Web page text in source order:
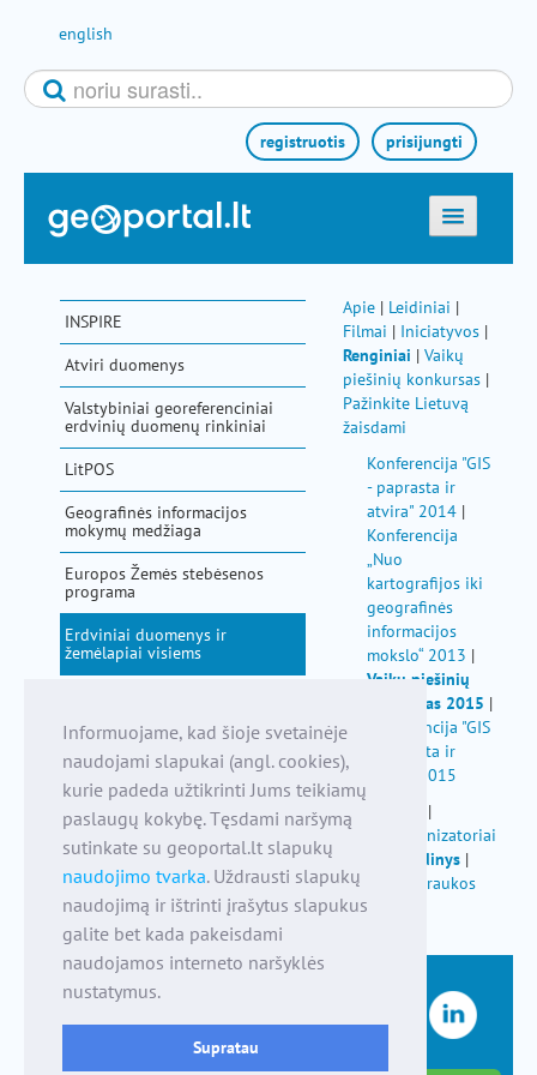
Informuojame, kad šioje svetainėje
naudojami slapukai (angl. cookies),
kurie padeda užtikrinti Jums teikiamų
paslaugų kokybę. Tęsdami naršymą
sutinkate su geoportal.lt slapukų
naudojimo tvarka. Uždrausti slapukų
naudojimą ir ištrinti įrašytus slapukus
galite bet kada pakeisdami
naudojamos interneto naršyklės
nustatymus.
Supratau
english
prisijungti
registruotis
titulinis
žemėlapiai
el. paslaugos
paieška
teminės sritys
aktualijos
metodinė informacija
INSPIRE
Atviri duomenys
Valstybiniai georeferenciniai
erdvinių duomenų rinkiniai
LitPOS
Geografinės informacijos
mokymų medžiaga
Europos Žemės stebėsenos
programa
Erdviniai duomenys ir
žemėlapiai visiems
Nacionalinė žemės tarnyba
Apie | Leidiniai |
Filmai | Iniciatyvos |
Renginiai | Vaikų
piešinių konkursas |
Pažinkite Lietuvą
žaisdami
Konferencija "GIS
- paprasta ir
atvira" 2014 |
Konferencija
„Nuo
kartografijos iki
geografinės
informacijos
mokslo“ 2013 |
Vaikų piešinių
konkursas 2015 |
Konferencija "GIS
- paprasta ir
atvira" 2015
|
Organizatoriai
Leidinys |
Nuotraukos